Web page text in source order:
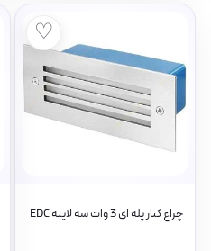
♡
چراغ کنار پله ای 3 وات سه لاینه EDC